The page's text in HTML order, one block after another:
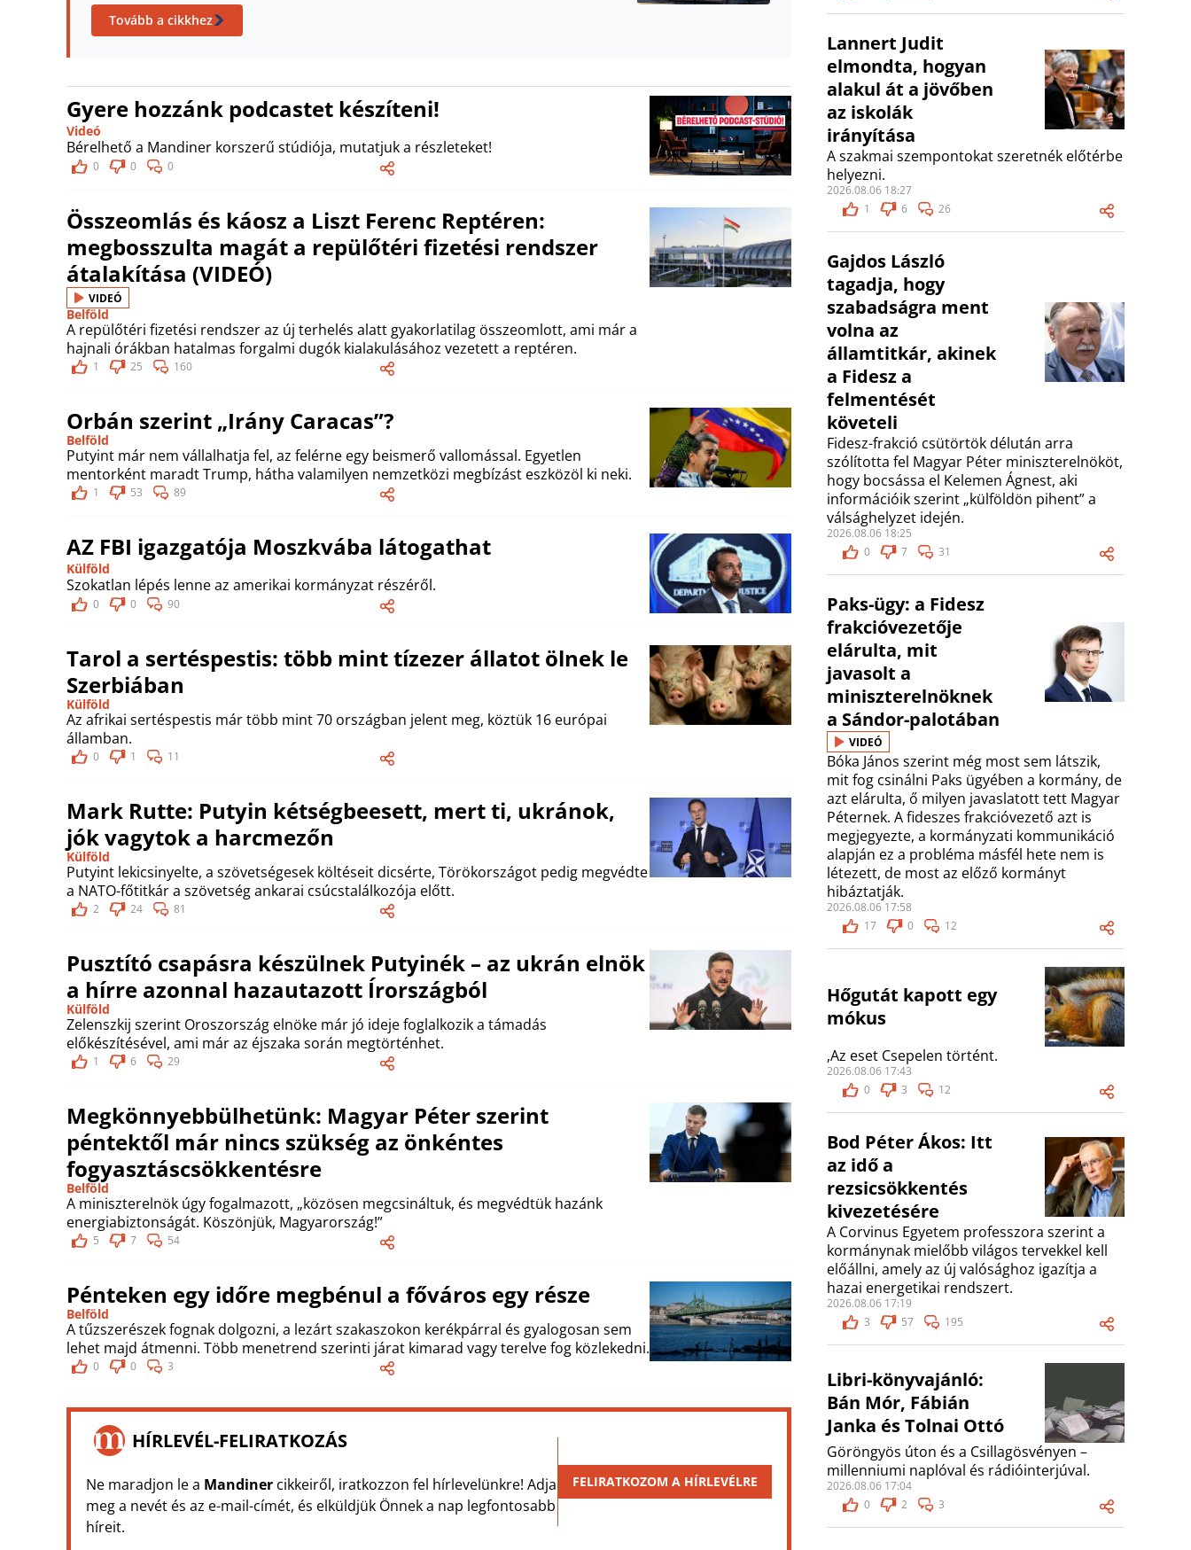
Tovább a cikkhez
Gyere hozzánk podcastet készíteni!
Videó
Bérelhető a Mandiner korszerű stúdiója, mutatjuk a részleteket!
0 0 0
Összeomlás és káosz a Liszt Ferenc Reptéren:
megbosszulta magát a repülőtéri fizetési rendszer
átalakítása (VIDEÓ)
VIDEÓ
Belföld
A repülőtéri fizetési rendszer az új terhelés alatt gyakorlatilag összeomlott, ami már a
hajnali órákban hatalmas forgalmi dugók kialakulásához vezetett a reptéren.
1 25 160
Orbán szerint „Irány Caracas”?
Belföld
Putyint már nem vállalhatja fel, az felérne egy beismerő vallomással. Egyetlen
mentorként maradt Trump, hátha valamilyen nemzetközi megbízást eszközöl ki neki.
1 53 89
AZ FBI igazgatója Moszkvába látogathat
Külföld
Szokatlan lépés lenne az amerikai kormányzat részéről.
0 0 90
Tarol a sertéspestis: több mint tízezer állatot ölnek le
Szerbiában
Külföld
Az afrikai sertéspestis már több mint 70 országban jelent meg, köztük 16 európai
államban.
0 1 11
Mark Rutte: Putyin kétségbeesett, mert ti, ukránok,
jók vagytok a harcmezőn
Külföld
Putyint lekicsinyelte, a szövetségesek költéseit dicsérte, Törökországot pedig megvédte
a NATO-főtitkár a szövetség ankarai csúcstalálkozója előtt.
2 24 81
Pusztító csapásra készülnek Putyinék – az ukrán elnök
a hírre azonnal hazautazott Írországból
Külföld
Zelenszkij szerint Oroszország elnöke már jó ideje foglalkozik a támadás
előkészítésével, ami már az éjszaka során megtörténhet.
1 6 29
Megkönnyebbülhetünk: Magyar Péter szerint
péntektől már nincs szükség az önkéntes
fogyasztáscsökkentésre
Belföld
A miniszterelnök úgy fogalmazott, „közösen megcsináltuk, és megvédtük hazánk
energiabiztonságát. Köszönjük, Magyarország!”
5 7 54
Pénteken egy időre megbénul a főváros egy része
Belföld
A tűzszerészek fognak dolgozni, a lezárt szakaszokon kerékpárral és gyalogosan sem
lehet majd átmenni. Több menetrend szerinti járat kimarad vagy terelve fog közlekedni.
0 0 3
HÍRLEVÉL-FELIRATKOZÁS
Ne maradjon le a Mandiner cikkeiről, iratkozzon fel hírlevelünkre! Adja
meg a nevét és az e-mail-címét, és elküldjük Önnek a nap legfontosabb
híreit.
FELIRATKOZOM A HÍRLEVÉLRE
Lannert Judit
elmondta, hogyan
alakul át a jövőben
az iskolák
irányítása
A szakmai szempontokat szeretnék előtérbe
helyezni.
2026.08.06 18:27
1
6 26
Gajdos László
tagadja, hogy
szabadságra ment
volna az
államtitkár, akinek
a Fidesz a
felmentését
követeli
Fidesz-frakció csütörtök délután arra
szólította fel Magyar Péter miniszterelnököt,
hogy bocsássa el Kelemen Ágnest, aki
információik szerint „külföldön pihent” a
válsághelyzet idején.
2026.08.06 18:25
0
7 31
Paks-ügy: a Fidesz
frakcióvezetője
elárulta, mit
javasolt a
miniszterelnöknek
a Sándor-palotában
VIDEÓ
Bóka János szerint még most sem látszik,
mit fog csinálni Paks ügyében a kormány, de
azt elárulta, ő milyen javaslatott tett Magyar
Péternek. A fideszes frakcióvezető azt is
megjegyezte, a kormányzati kommunikáció
alapján ez a probléma másfél hete nem is
létezett, de most az előző kormányt
hibáztatják.
2026.08.06 17:58
17
0 12
Hőgutát kapott egy
mókus
,Az eset Csepelen történt.
2026.08.06 17:43
0
3 12
Bod Péter Ákos: Itt
az idő a
rezsicsökkentés
kivezetésére
A Corvinus Egyetem professzora szerint a
kormánynak mielőbb világos tervekkel kell
előállni, amely az új valósághoz igazítja a
hazai energetikai rendszert.
2026.08.06 17:19
3
57 195
Libri-könyvajánló:
Bán Mór, Fábián
Janka és Tolnai Ottó
Göröngyös úton és a Csillagösvényen –
millenniumi naplóval és rádióinterjúval.
2026.08.06 17:04
0
2 3